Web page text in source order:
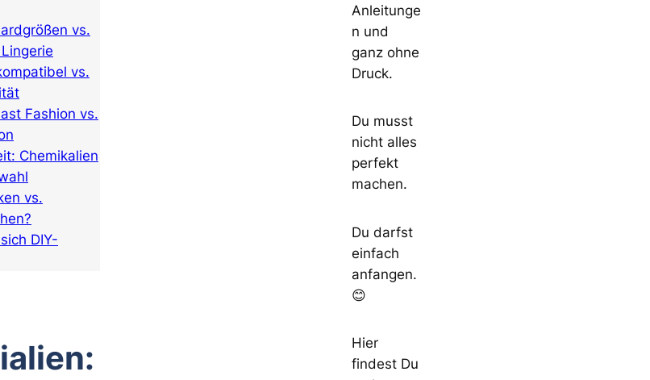
vs.
vs.
Fashion vs.
Chemikalien
vs.
DIY-
Anleitunge
n und
ganz ohne
Druck.
Du musst
nicht alles
perfekt
machen.
Du darfst
einfach
anfangen.
😊
Hier
findest Du